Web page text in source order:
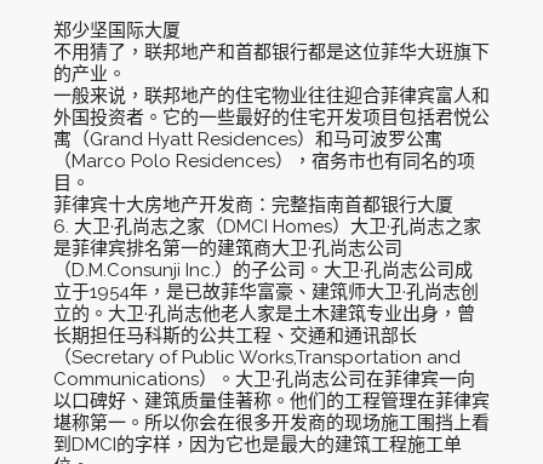
郑少坚国际大厦
不用猜了，联邦地产和首都银行都是这位菲华大班旗下
的产业。
一般来说，联邦地产的住宅物业往往迎合菲律宾富人和
外国投资者。它的一些最好的住宅开发项目包括君悦公
寓（Grand Hyatt Residences）和马可波罗公寓
（Marco Polo Residences），宿务市也有同名的项
目。
菲律宾十大房地产开发商：完整指南首都银行大厦
6. 大卫·孔尚志之家（DMCI Homes）大卫·孔尚志之家
是菲律宾排名第一的建筑商大卫·孔尚志公司
（D.M.Consunji Inc.）的子公司。大卫·孔尚志公司成
立于1954年，是已故菲华富豪、建筑师大卫·孔尚志创
立的。大卫·孔尚志他老人家是土木建筑专业出身，曾
长期担任马科斯的公共工程、交通和通讯部长
（Secretary of Public Works,Transportation and
Communications）。大卫·孔尚志公司在菲律宾一向
以口碑好、建筑质量佳著称。他们的工程管理在菲律宾
堪称第一。所以你会在很多开发商的现场施工围挡上看
到DMCI的字样，因为它也是最大的建筑工程施工单